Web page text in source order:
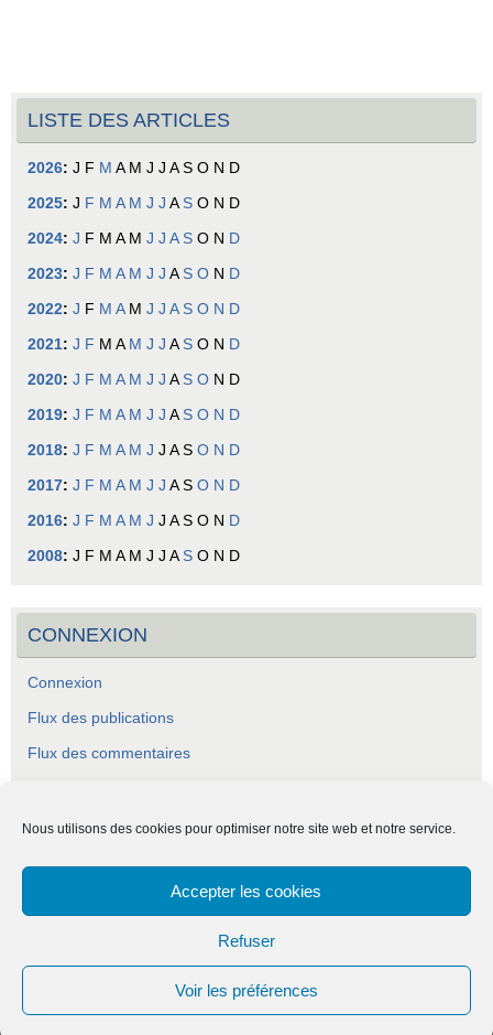
Nous utilisons des cookies pour optimiser notre site web et notre service.
Accepter les cookies
Refuser
Voir les préférences
LISTE DES ARTICLES
2026: J F M A M J J A S O N D
2025: J F M A M J J A S O N D
2024: J F M A M J J A S O N D
2023: J F M A M J J A S O N D
2022: J F M A M J J A S O N D
2021: J F M A M J J A S O N D
2020: J F M A M J J A S O N D
2019: J F M A M J J A S O N D
2018: J F M A M J J A S O N D
2017: J F M A M J J A S O N D
2016: J F M A M J J A S O N D
2008: J F M A M J J A S O N D
CONNEXION
Connexion
Flux des publications
Flux des commentaires